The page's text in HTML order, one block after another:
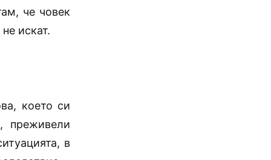
че човек
искат.
което си
преживели
в